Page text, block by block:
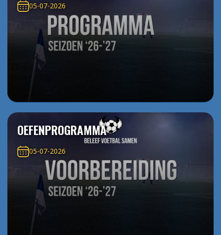
05-07-2026
OEFENPROGRAMMA
05-07-2026